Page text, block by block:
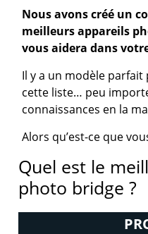
Nous avons créé un
meilleurs appareils
vous aidera dans
Il y a un modèle
cette liste… peu
connaissances en la
Alors qu’est-ce que
Quel est le
photo bridge ?